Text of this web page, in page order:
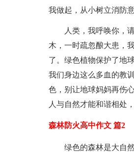
我做起，从小树立消防
人类，我呼唤你，
木，一时疏忽酿大患，
了。绿色植物保护了地
我们身边这么多血的教
色，别让地球妈妈再伤
人与自然才能和谐相处
森林防火高中作文 篇2
绿色的森林是大自